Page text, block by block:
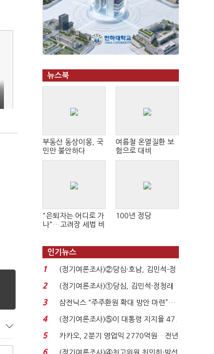
뉴스북
부동산 동상이몽, 국
민만 불안하다
여름철 온열질환 보
험으로 대비
"은퇴자는 어디로 가
나"…고려장 세법 비
100년 정당
인기뉴스
1
(정기여론조사)②당심·호남, 김민석-정
청래 '초접전'...
2
(정기여론조사)①당심, 김민석·정청래
'초접전'…대통령 ...
3
삼전닉스 “주주환원 확대 방안 마련”…
로이터에 성명...
4
(정기여론조사)⑤이 대통령 지지율 47.
7%…일주일 만에 ...
5
카카오, 2분기 영업익 2770억원…전년
비 36% 증가...
6
(정기여론조사)④최고위원 최민희·박선